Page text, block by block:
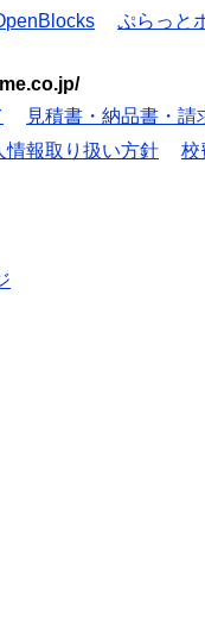
ぷらっと
見積書・納品書・請
情報取り扱い方針 校